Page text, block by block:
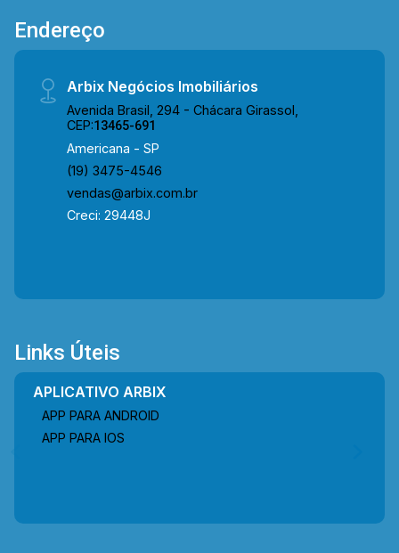
Endereço
Arbix Negócios Imobiliários
Avenida Brasil, 294 - Chácara Girassol,
CEP:13465-691
Americana - SP
(19) 3475-4546
vendas@arbix.com.br
Creci: 29448J
Links Úteis
APLICATIVO ARBIX
APP PARA ANDROID
APP PARA IOS